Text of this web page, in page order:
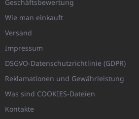
Geschäftsbewertung
Wie man einkauft
Versand
Impressum
DSGVO-Datenschutzrichtlinie (GDPR)
Reklamationen und Gewährleistung
Was sind COOKIES-Dateien
Kontakte